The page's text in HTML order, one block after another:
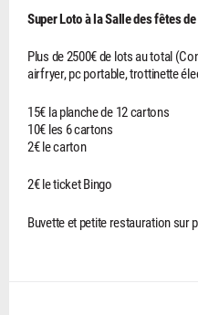
Super Loto à la Salle des fêtes
Plus de 2500€ de lots au total
airfryer, pc portable, trottinette
15€ la planche de 12 cartons
10€ les 6 cartons
2€ le carton
2€ le ticket Bingo
Buvette et petite restauration sur